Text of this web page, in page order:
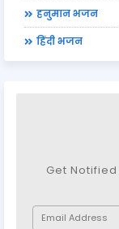
हनुमान भजन
हिंदी भजन
Get